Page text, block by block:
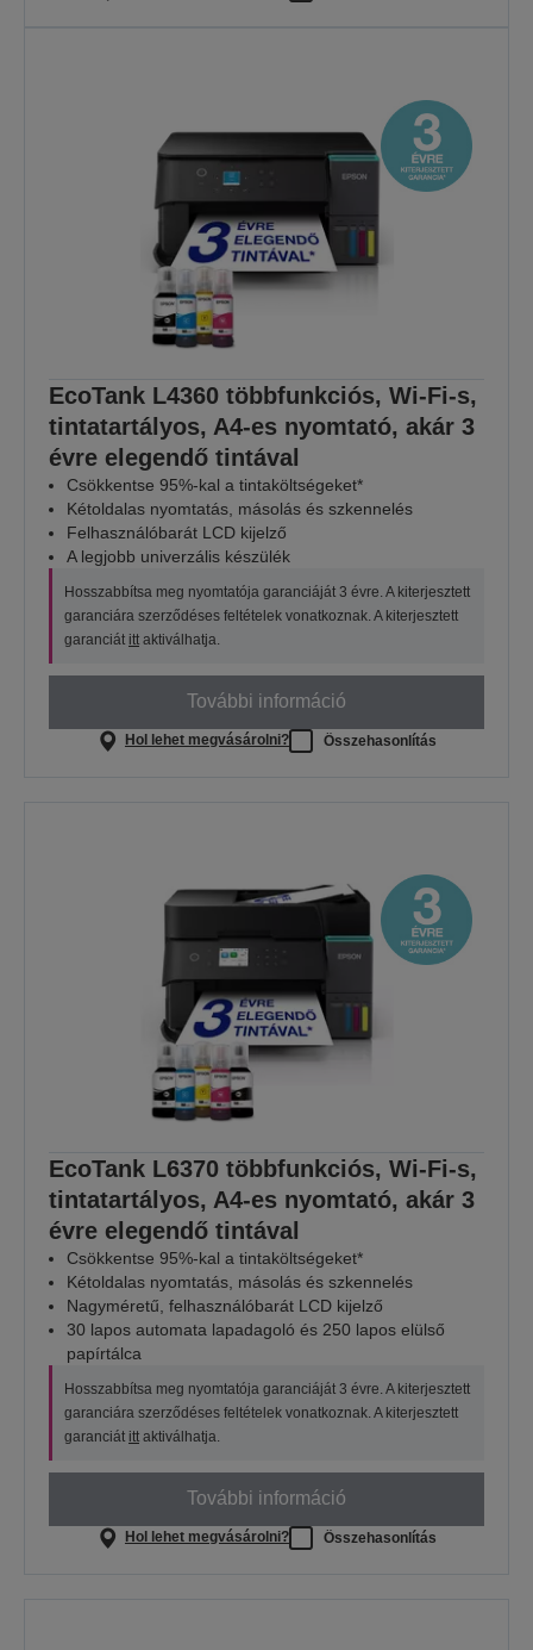
EcoTank L4360 többfunkciós, Wi-Fi-s,
tintatartályos, A4-es nyomtató, akár 3
évre elegendő tintával
Csökkentse 95%-kal a tintaköltségeket*
Kétoldalas nyomtatás, másolás és szkennelés
Felhasználóbarát LCD kijelző
A legjobb univerzális készülék
Hosszabbítsa meg nyomtatója garanciáját 3 évre. A kiterjesztett
garanciára szerződéses feltételek vonatkoznak. A kiterjesztett
garanciát itt aktiválhatja.
További információ
Hol lehet megvásárolni? Összehasonlítás
EcoTank L6370 többfunkciós, Wi-Fi-s,
tintatartályos, A4-es nyomtató, akár 3
évre elegendő tintával
Csökkentse 95%-kal a tintaköltségeket*
Kétoldalas nyomtatás, másolás és szkennelés
Nagyméretű, felhasználóbarát LCD kijelző
30 lapos automata lapadagoló és 250 lapos elülső
papírtálca
Hosszabbítsa meg nyomtatója garanciáját 3 évre. A kiterjesztett
garanciára szerződéses feltételek vonatkoznak. A kiterjesztett
garanciát itt aktiválhatja.
További információ
Hol lehet megvásárolni? Összehasonlítás